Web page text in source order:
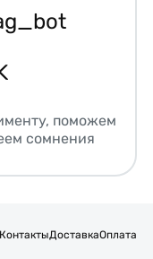
поможем
сомнения
КонтактыДоставкаОплата